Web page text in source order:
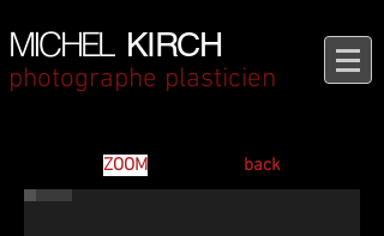
MICHEL KIRCH
photographe plasticien
ZOOM back
Michel Kirch – L’origine de la Lumière